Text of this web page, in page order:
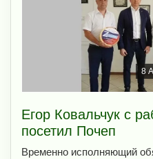
8
Егор Ковальчук с
посетил Почеп
Временно исполняющий